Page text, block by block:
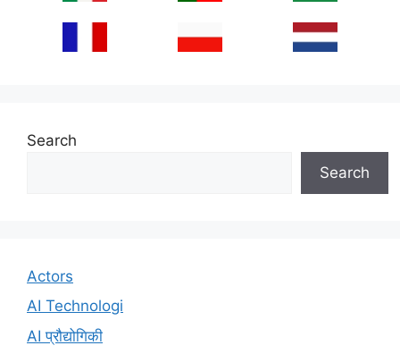
Search
Search
Actors
AI Technologi
AI प्रौद्योगिकी